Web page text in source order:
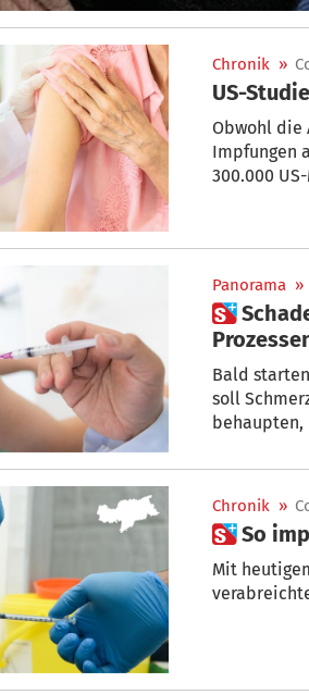
Chronik »
US-
Obwohl die
Impfungen
300.000
Panorama »
 Schadenersatz wegen Impfschäden: Der Knackpunkt bei den
Bald
soll
behaupten,
Chronik »
 So
Mit